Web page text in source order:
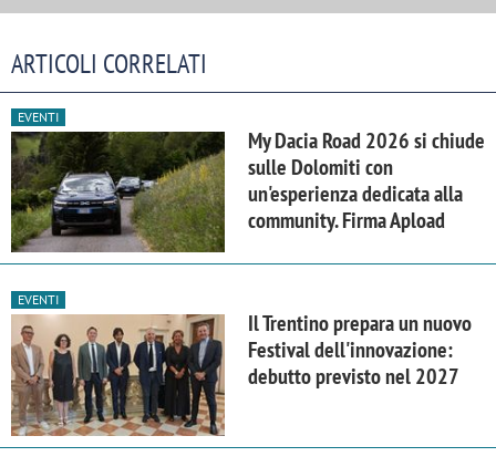
ARTICOLI CORRELATI
EVENTI
My Dacia Road 2026 si chiude
sulle Dolomiti con
un'esperienza dedicata alla
community. Firma Apload
EVENTI
Il Trentino prepara un nuovo
Festival dell'innovazione:
debutto previsto nel 2027